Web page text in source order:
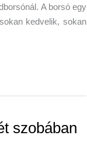
A borsó egy
kedvelik, sokan
szobában